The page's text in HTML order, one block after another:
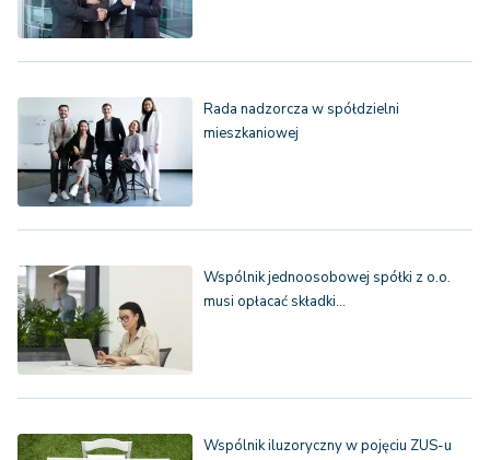
Rada nadzorcza w spółdzielni
mieszkaniowej
Wspólnik jednoosobowej spółki z o.o.
musi opłacać składki…
Wspólnik iluzoryczny w pojęciu ZUS-u